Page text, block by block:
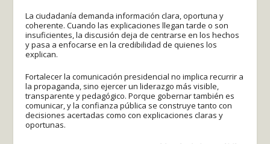
La ciudadanía demanda información clara, oportuna y
coherente. Cuando las explicaciones llegan tarde o son
insuficientes, la discusión deja de centrarse en los hechos
y pasa a enfocarse en la credibilidad de quienes los
explican.
Fortalecer la comunicación presidencial no implica recurrir a
la propaganda, sino ejercer un liderazgo más visible,
transparente y pedagógico. Porque gobernar también es
comunicar, y la confianza pública se construye tanto con
decisiones acertadas como con explicaciones claras y
oportunas.